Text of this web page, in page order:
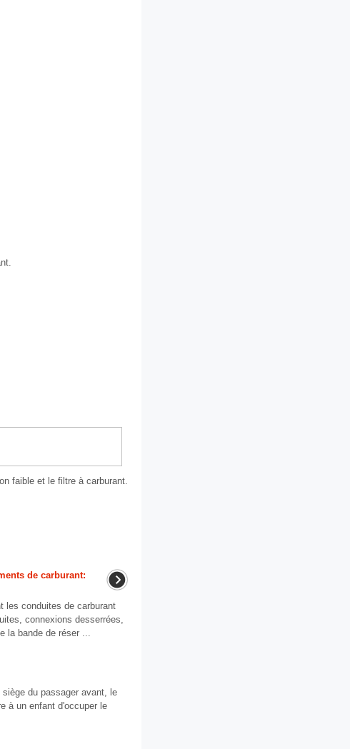
faible et le filtre à carburant.
de carburant:
les conduites de carburant
connexions desserrées,
la bande de réser ...
du passager avant, le
à un enfant d'occuper le